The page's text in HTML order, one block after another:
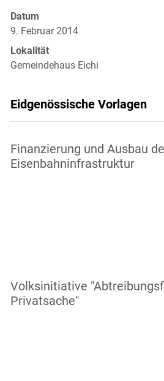
Datum
9. Februar 2014
Lokalität
Gemeindehaus Eichi
Eidgenössische Vorlagen
Finanzierung und Ausbau
Eisenbahninfrastruktur
Volksinitiative
Privatsache"